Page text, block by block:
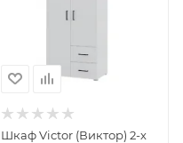
Шкаф Victor (Виктор) 2-х